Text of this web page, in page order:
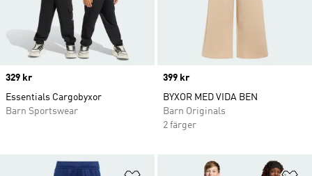
Price
329 kr
Essentials Cargobyxor
Barn Sportswear
Price
399 kr
BYXOR MED VIDA BEN
Barn Originals
2 färger
Lägg till på önskelistan